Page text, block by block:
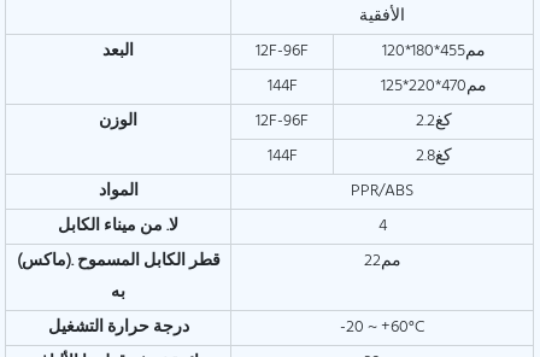
الأفقية
البعد
12F-96F
مم455*180*120
144F
مم470*220*125
الوزن
12F-96F
كغ2.2
144F
كغ2.8
المواد
PPR/ABS
لا. من ميناء الكابل
4
(ماكس). قطر الكابل المسموح
به
مم22
درجة حرارة التشغيل
-20 ~ +60°C